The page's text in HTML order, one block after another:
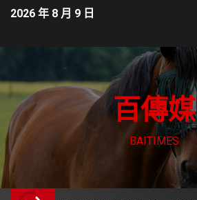
2026 年 8 月 9 日
百傳媒
BAITIMES